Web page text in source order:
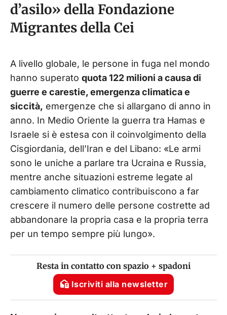
d’asilo» della Fondazione
Migrantes della Cei
A livello globale, le persone in fuga nel mondo
hanno superato quota 122 milioni a causa di
guerre e carestie, emergenza climatica e
siccità, emergenze che si allargano di anno in
anno. In Medio Oriente la guerra tra Hamas e
Israele si è estesa con il coinvolgimento della
Cisgiordania, dell’Iran e del Libano: «Le armi
sono le uniche a parlare tra Ucraina e Russia,
mentre anche situazioni estreme legate al
cambiamento climatico contribuiscono a far
crescere il numero delle persone costrette ad
abbandonare la propria casa e la propria terra
per un tempo sempre più lungo».
Resta in contatto con spazio + spadoni
Iscriviti alla newsletter